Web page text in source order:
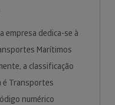
empresa dedica-se à
Marítimos
a classificação
é Transportes
numérico